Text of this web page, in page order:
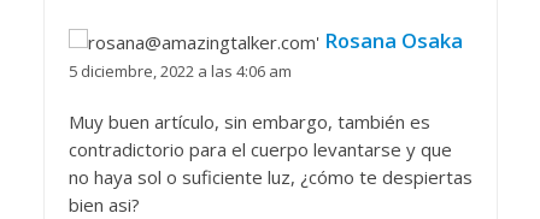
Rosana Osaka
5 diciembre, 2022 a las 4:06 am
Muy buen artículo, sin embargo, también es
contradictorio para el cuerpo levantarse y que
no haya sol o suficiente luz, ¿cómo te despiertas
bien asi?